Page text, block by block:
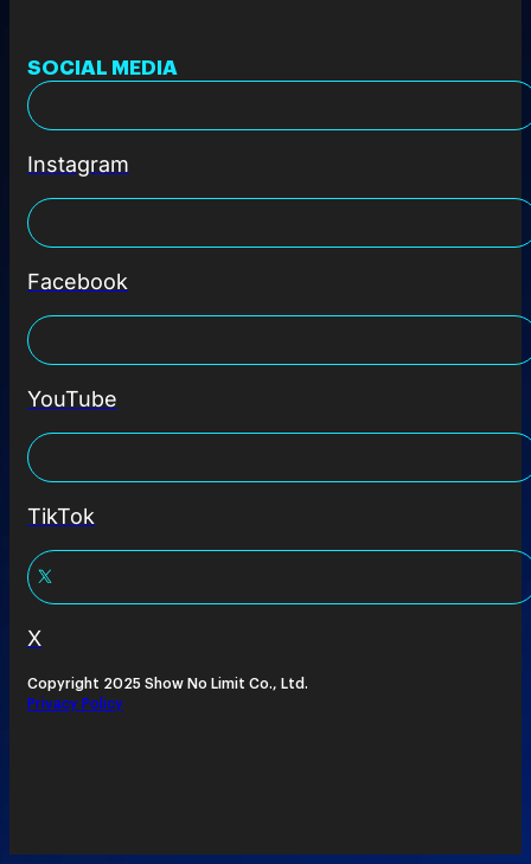
SOCIAL MEDIA
Instagram
Facebook
YouTube
TikTok
X
Copyright 2025 Show No Limit Co., Ltd.
Privacy Policy